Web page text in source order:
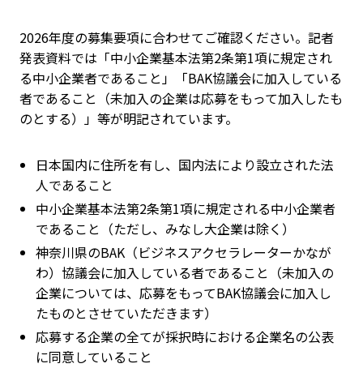
2026年度の募集要項に合わせてご確認ください。記者
発表資料では「中小企業基本法第2条第1項に規定され
る中小企業者であること」「BAK協議会に加入している
者であること（未加入の企業は応募をもって加入したも
のとする）」等が明記されています。
日本国内に住所を有し、国内法により設立された法
人であること
中小企業基本法第2条第1項に規定される中小企業者
であること（ただし、みなし大企業は除く）
神奈川県のBAK（ビジネスアクセラレーターかなが
わ）協議会に加入している者であること（未加入の
企業については、応募をもってBAK協議会に加入し
たものとさせていただきます）
応募する企業の全てが採択時における企業名の公表
に同意していること